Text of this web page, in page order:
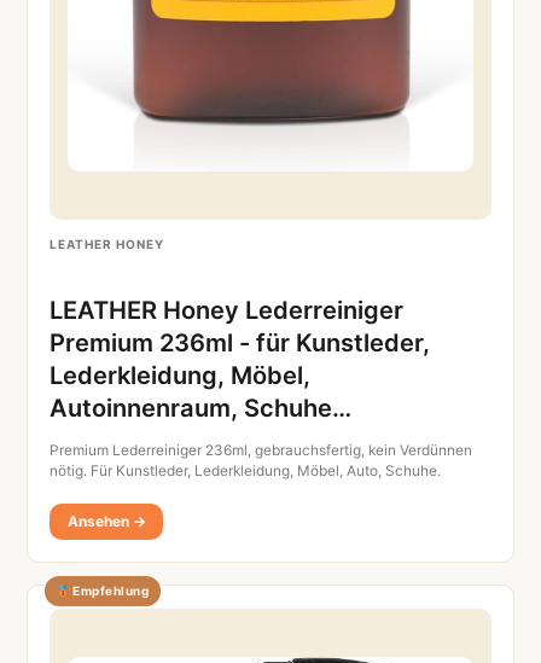
LEATHER HONEY
LEATHER Honey Lederreiniger
Premium 236ml - für Kunstleder,
Lederkleidung, Möbel,
Autoinnenraum, Schuhe…
Premium Lederreiniger 236ml, gebrauchsfertig, kein Verdünnen
nötig. Für Kunstleder, Lederkleidung, Möbel, Auto, Schuhe.
Ansehen →
Empfehlung